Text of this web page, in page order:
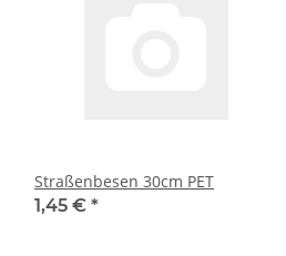
Straßenbesen 30cm PET
1,45 € *